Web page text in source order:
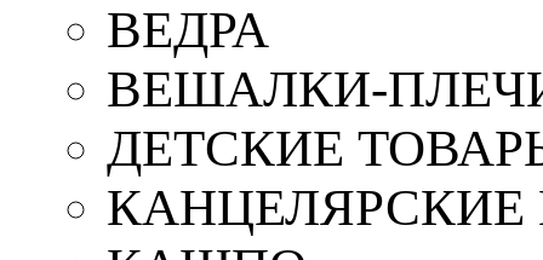
ВЕДРА
ВЕШАЛКИ-
ДЕТСКИЕ